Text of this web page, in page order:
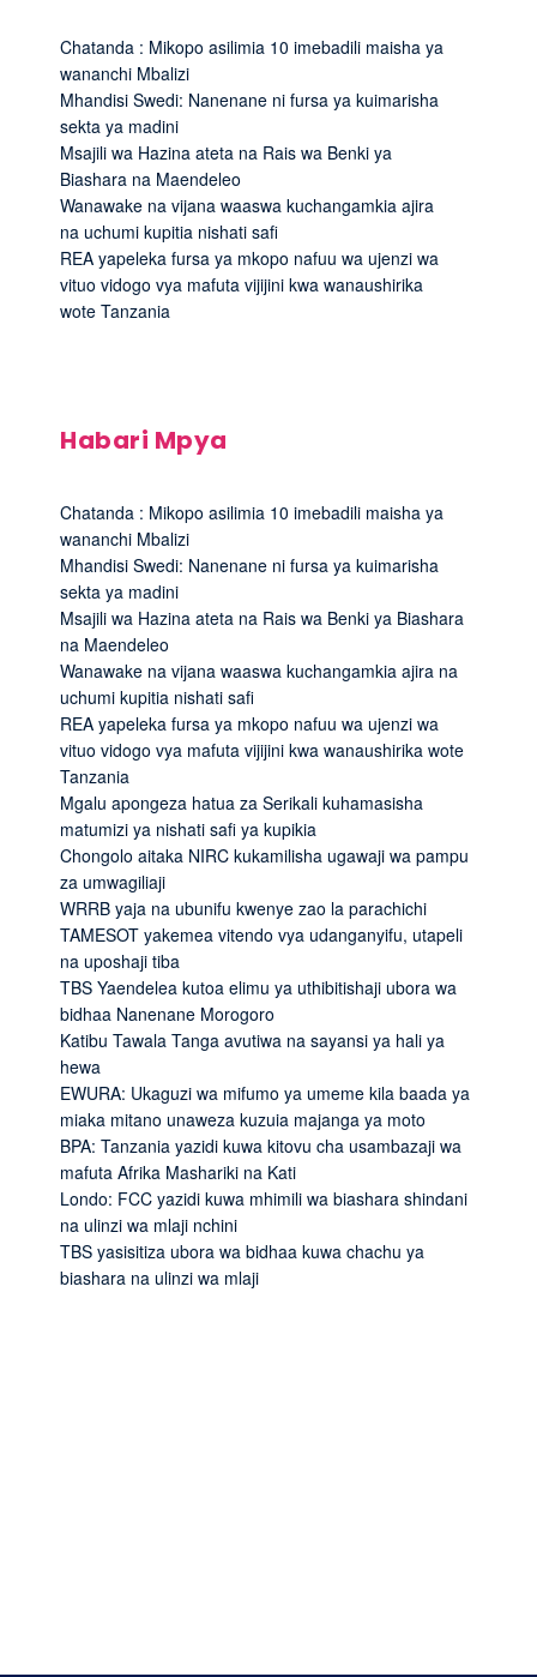
Chatanda : Mikopo asilimia 10 imebadili maisha ya
wananchi Mbalizi
Mhandisi Swedi: Nanenane ni fursa ya kuimarisha
sekta ya madini
Msajili wa Hazina ateta na Rais wa Benki ya
Biashara na Maendeleo
Wanawake na vijana waaswa kuchangamkia ajira
na uchumi kupitia nishati safi
REA yapeleka fursa ya mkopo nafuu wa ujenzi wa
vituo vidogo vya mafuta vijijini kwa wanaushirika
wote Tanzania
Habari Mpya
Chatanda : Mikopo asilimia 10 imebadili maisha ya
wananchi Mbalizi
Mhandisi Swedi: Nanenane ni fursa ya kuimarisha
sekta ya madini
Msajili wa Hazina ateta na Rais wa Benki ya Biashara
na Maendeleo
Wanawake na vijana waaswa kuchangamkia ajira na
uchumi kupitia nishati safi
REA yapeleka fursa ya mkopo nafuu wa ujenzi wa
vituo vidogo vya mafuta vijijini kwa wanaushirika wote
Tanzania
Mgalu apongeza hatua za Serikali kuhamasisha
matumizi ya nishati safi ya kupikia
Chongolo aitaka NIRC kukamilisha ugawaji wa pampu
za umwagiliaji
WRRB yaja na ubunifu kwenye zao la parachichi
TAMESOT yakemea vitendo vya udanganyifu, utapeli
na uposhaji tiba
TBS Yaendelea kutoa elimu ya uthibitishaji ubora wa
bidhaa Nanenane Morogoro
Katibu Tawala Tanga avutiwa na sayansi ya hali ya
hewa
EWURA: Ukaguzi wa mifumo ya umeme kila baada ya
miaka mitano unaweza kuzuia majanga ya moto
BPA: Tanzania yazidi kuwa kitovu cha usambazaji wa
mafuta Afrika Mashariki na Kati
Londo: FCC yazidi kuwa mhimili wa biashara shindani
na ulinzi wa mlaji nchini
TBS yasisitiza ubora wa bidhaa kuwa chachu ya
biashara na ulinzi wa mlaji